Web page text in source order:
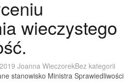
wieczystego
Joanna WieczorekBez kategorii
stanowisko Ministra Sprawiedliwości